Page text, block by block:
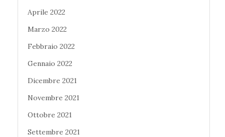
Aprile 2022
Marzo 2022
Febbraio 2022
Gennaio 2022
Dicembre 2021
Novembre 2021
Ottobre 2021
Settembre 2021